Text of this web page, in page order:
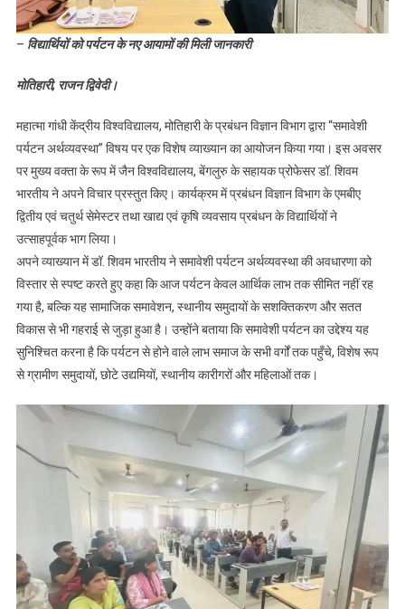
– विद्यार्थियों को पर्यटन के नए आयामों की मिली जानकारी
मोतिहारी, राजन द्विवेदी।
महात्मा गांधी केंद्रीय विश्वविद्यालय, मोतिहारी के प्रबंधन विज्ञान विभाग द्वारा “समावेशी
पर्यटन अर्थव्यवस्था” विषय पर एक विशेष व्याख्यान का आयोजन किया गया। इस अवसर
पर मुख्य वक्ता के रूप में जैन विश्वविद्यालय, बेंगलुरु के सहायक प्रोफेसर डॉ. शिवम
भारतीय ने अपने विचार प्रस्तुत किए। कार्यक्रम में प्रबंधन विज्ञान विभाग के एमबीए
द्वितीय एवं चतुर्थ सेमेस्टर तथा खाद्य एवं कृषि व्यवसाय प्रबंधन के विद्यार्थियों ने
उत्साहपूर्वक भाग लिया।
अपने व्याख्यान में डॉ. शिवम भारतीय ने समावेशी पर्यटन अर्थव्यवस्था की अवधारणा को
विस्तार से स्पष्ट करते हुए कहा कि आज पर्यटन केवल आर्थिक लाभ तक सीमित नहीं रह
गया है, बल्कि यह सामाजिक समावेशन, स्थानीय समुदायों के सशक्तिकरण और सतत
विकास से भी गहराई से जुड़ा हुआ है। उन्होंने बताया कि समावेशी पर्यटन का उद्देश्य यह
सुनिश्चित करना है कि पर्यटन से होने वाले लाभ समाज के सभी वर्गों तक पहुँचे, विशेष रूप
से ग्रामीण समुदायों, छोटे उद्यमियों, स्थानीय कारीगरों और महिलाओं तक।